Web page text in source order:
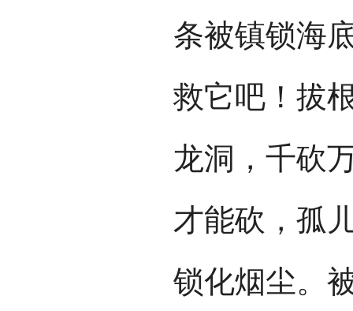
条被镇锁海
救它吧！拔
龙洞，千砍
才能砍，孤
锁化烟尘。